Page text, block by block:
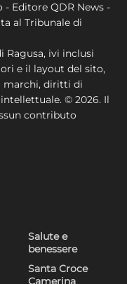
- Editore QDR News -
al Tribunale di
Ragusa, ivi inclusi
e il layout del sito,
marchi, diritti di
© 2026. Il
contributo
Salute e
benessere
Santa Croce
Camerina